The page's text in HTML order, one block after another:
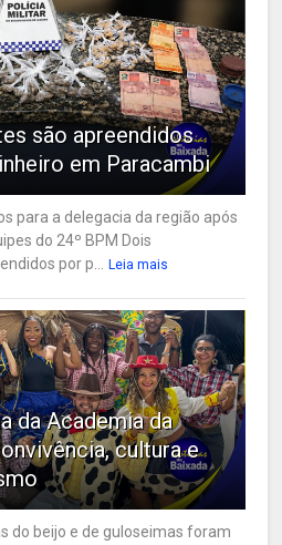
são apreendidos
em Paracambi
para a delegacia da região após
do 24º BPM Dois
por p... Leia mais
da Academia da
cultura e
do beijo e de guloseimas foram